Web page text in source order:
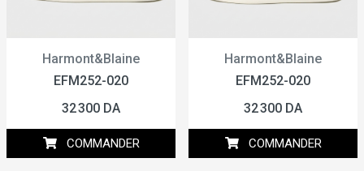
Harmont&Blaine
EFM252-020
32 300 DA
COMMANDER
Harmont&Blaine
EFM252-020
32 300 DA
COMMANDER